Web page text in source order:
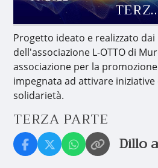
PARTE
Progetto ideato e realizzato dai
dell'associazione L-OTTO di
associazione per la
impegnata ad attivare
solidarietà.
TERZA PARTE
Dillo